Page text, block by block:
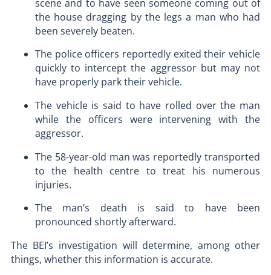
scene and to have seen someone coming out of
the house dragging by the legs a man who had
been severely beaten.
The police officers reportedly exited their vehicle
quickly to intercept the aggressor but may not
have properly park their vehicle.
The vehicle is said to have rolled over the man
while the officers were intervening with the
aggressor.
The 58-year-old man was reportedly transported
to the health centre to treat his numerous
injuries.
The man’s death is said to have been
pronounced shortly afterward.
The BEI’s investigation will determine, among other
things, whether this information is accurate.